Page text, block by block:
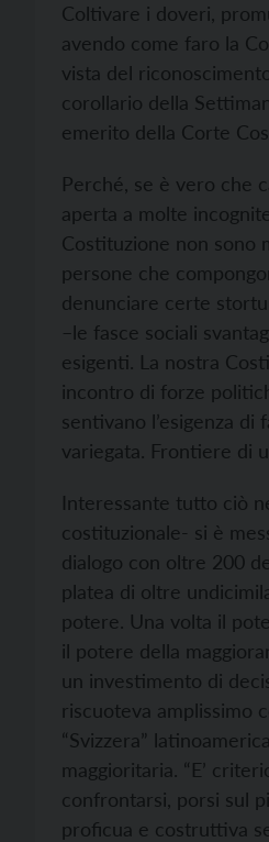
Coltivare i doveri,
avendo come faro la
vista del
corollario della
emerito della Corte
Perché, se è vero che
aperta a molte
Costituzione non sono
persone che
denunciare certe
–le fasce sociali
esigenti. La nostra
incontro di forze
sentivano l’esigenza
variegata. Frontiere di
Interessante tutto ciò
costituzionale- si è
dialogo con oltre 200
platea di oltre
potere. Una volta il
il potere della
un investimento di
riscuoteva amplissimo
“Svizzera”
maggioritaria. “E’
confrontarsi, porsi sul
proficua e costruttiva